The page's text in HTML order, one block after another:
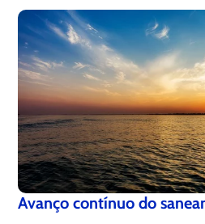
Avanço contínuo do